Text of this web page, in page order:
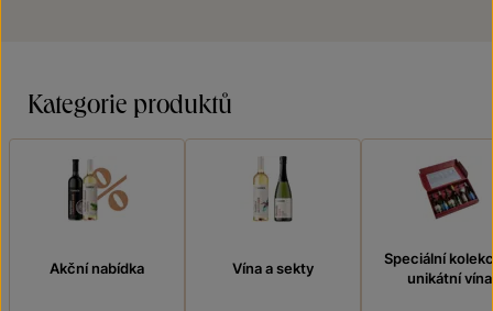
Kategorie produktů
Akční nabídka Vína a sekty
Speciální
unikátní vína